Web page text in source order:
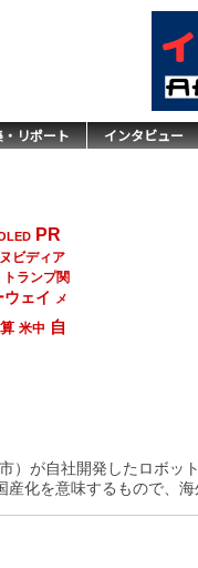
・リポート インタビュー
PR
ビディア
トランプ関
ウェイ メ
米中 自
）が自社開発したロボッ
産化を意味するもので、海